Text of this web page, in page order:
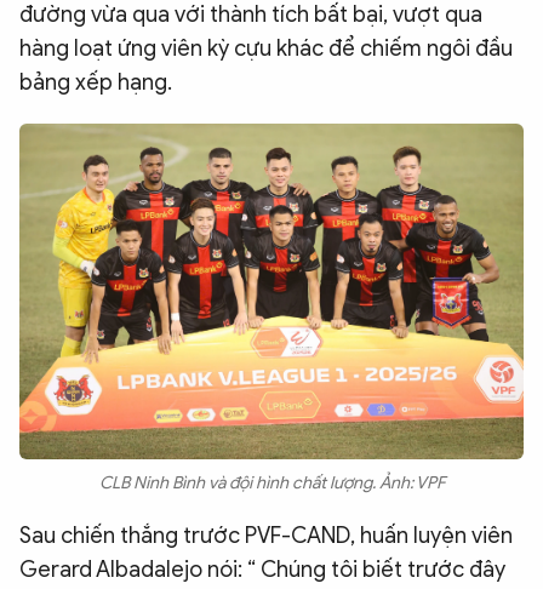
eMagazine
Podcast
Video
Infographic
Chuyên trang An ninh thế giới
Văn nghệ Công an
Chuyên đề
đường vừa qua với thành tích bất bại, vượt qua
hàng loạt ứng viên kỳ cựu khác để chiếm ngôi đầu
bảng xếp hạng.
CLB Ninh Bình và đội hình chất lượng. Ảnh: VPF
Sau chiến thắng trước PVF-CAND, huấn luyện viên
Gerard Albadalejo nói: “ Chúng tôi biết trước đây